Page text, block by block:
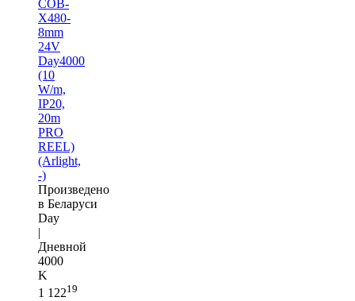
COB-
X480-
8mm
24V
Day4000
(10
W/m,
IP20,
20m
PRO
REEL)
(Arlight,
-)
Произведено
в Беларуси
Day
|
Дневной
4000
K
1 12219